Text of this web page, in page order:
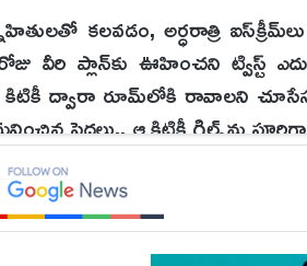
కలవడం, అర్ధరాత్రి
వీరి ప్లాన్‌కు ఊహించని ట్విస్ట్
కిటికీ ద్వారా రూమ్‌లోకి రావాలని
పెద్దలు.. ఆ కిటికీ గ్రిల్స్‌ను
ఆ తర్వాత ఇంట్లో తిన్న
సైలెంట్‌గా కనిపిస్తారు కానీ ఆయనలో